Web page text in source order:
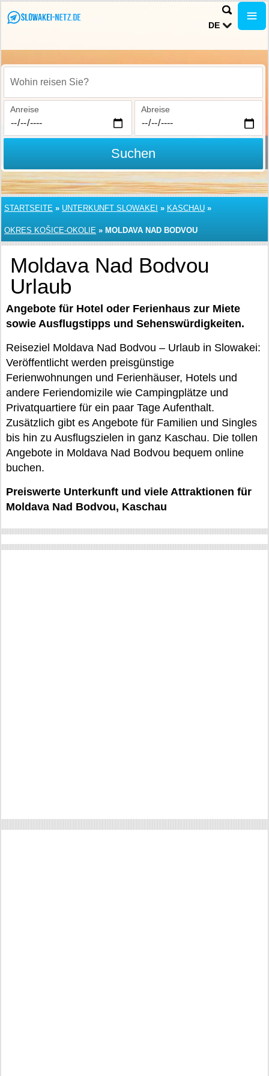
DE
Wohin reisen Sie?
Anreise Abreise
Suchen
STARTSEITE » UNTERKUNFT SLOWAKEI » KASCHAU »
OKRES KOŠICE-OKOLIE » MOLDAVA NAD BODVOU
Moldava Nad Bodvou
Urlaub
Angebote für Hotel oder Ferienhaus zur Miete
sowie Ausflugstipps und Sehenswürdigkeiten.
Reiseziel Moldava Nad Bodvou – Urlaub in Slowakei:
Veröffentlicht werden preisgünstige
Ferienwohnungen und Ferienhäuser, Hotels und
andere Feriendomizile wie Campingplätze und
Privatquartiere für ein paar Tage Aufenthalt.
Zusätzlich gibt es Angebote für Familien und Singles
bis hin zu Ausflugszielen in ganz Kaschau. Die tollen
Angebote in Moldava Nad Bodvou bequem online
buchen.
Preiswerte Unterkunft und viele Attraktionen für
Moldava Nad Bodvou, Kaschau